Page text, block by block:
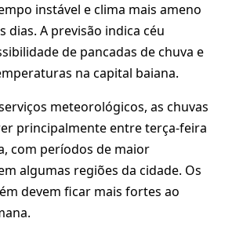
instável e clima mais ameno
dias. A previsão indica céu
de pancadas de chuva e
na capital baiana.
meteorológicos, as chuvas
principalmente entre terça-feira
com períodos de maior
algumas regiões da cidade. Os
devem ficar mais fortes ao